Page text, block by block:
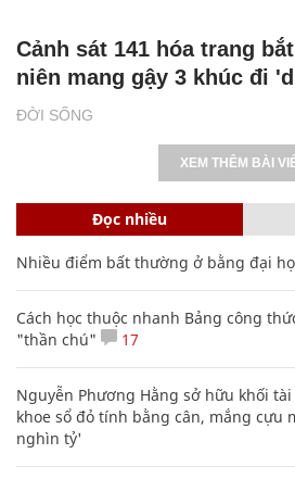
ĐỜI SỐNG
Cảnh sát 141 hóa trang
niên mang gậy 3 khúc đi
XEM THÊM BÀI
Đọc nhiều
Nhiều điểm bất thường ở bằng đại
Cách học thuộc nhanh Bảng công
"thần chú"
17
Nguyễn Phương Hằng sở hữu khối
khoe sổ đỏ tính bằng cân, mắng cựu
nghìn tỷ'